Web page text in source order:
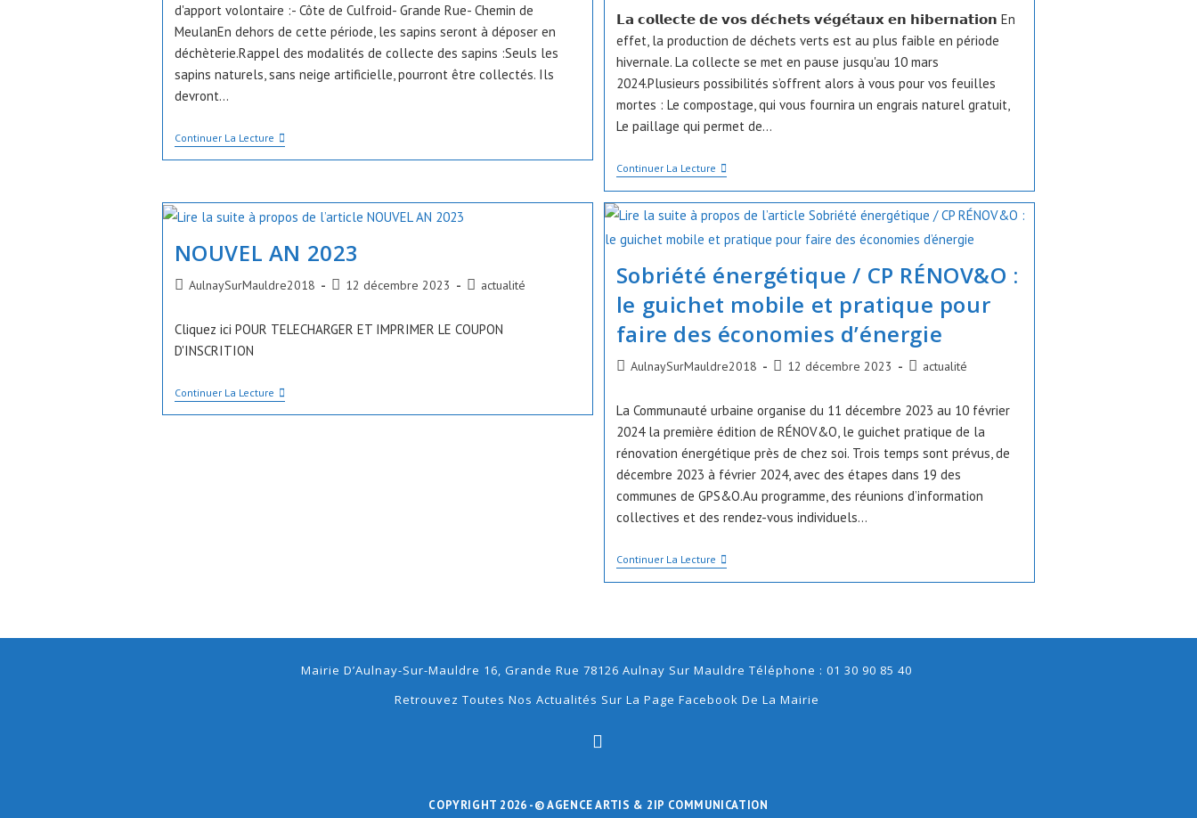
d'apport volontaire :- Côte de Culfroid- Grande Rue- Chemin de
MeulanEn dehors de cette période, les sapins seront à déposer en
déchèterie.Rappel des modalités de collecte des sapins :Seuls les
sapins naturels, sans neige artificielle, pourront être collectés. Ils
devront…
Continuer La LectureCollecte
Des
la𝗟𝗮 𝗰𝗼𝗹𝗹𝗲𝗰𝘁𝗲 𝗱𝗲 𝘃𝗼𝘀 𝗱𝗲́𝗰𝗵𝗲𝘁𝘀 𝘃𝗲́𝗴𝗲́𝘁𝗮𝘂𝘅 𝗲𝗻 𝗵𝗶𝗯𝗲𝗿𝗻𝗮𝘁𝗶𝗼𝗻 En
effet, la production de déchets verts est au plus faible en période
hivernale. La collecte se met en pause jusqu'au 10 mars
2024.Plusieurs possibilités s’offrent alors à vous pour vos feuilles
mortes : Le compostage, qui vous fournira un engrais naturel gratuit,
Le paillage qui permet de…
Continuer La LectureCollecte
Des
Déchets
Végétaux
En
Hibernation
NOUVEL AN 2023
Auteur/autrice
la
publication :
AulnaySurMauldre2018
Publication
12 décembre 2023
Postactualité
Cliquez ici POUR TELECHARGER ET IMPRIMER LE COUPON
D'INSCRITION
Continuer La LectureNOUVEL
AN
Sobriété énergétique / CP RÉNOV&O :
le guichet mobile et pratique pour
faire des économies d’énergie
Auteur/autrice
la
AulnaySurMauldre2018
Publication
12 décembre 2023
Postactualité
La Communauté urbaine organise du 11 décembre 2023 au 10 février
2024 la première édition de RÉNOV&O, le guichet pratique de la
rénovation énergétique près de chez soi. Trois temps sont prévus, de
décembre 2023 à février 2024, avec des étapes dans 19 des
communes de GPS&O.Au programme, des réunions d’information
collectives et des rendez-vous individuels…
Continuer La LectureSobriété
Énergétique
/
Mobile
Pratique
Mairie D’Aulnay-Sur-Mauldre 16, Grande Rue 78126 Aulnay Sur Mauldre Téléphone : 01 30 90 85 40
Retrouvez Toutes Nos Actualités Sur La Page Facebook De La Mairie
COPYRIGHT 2026 -© AGENCE ARTIS & 2IP COMMUNICATION